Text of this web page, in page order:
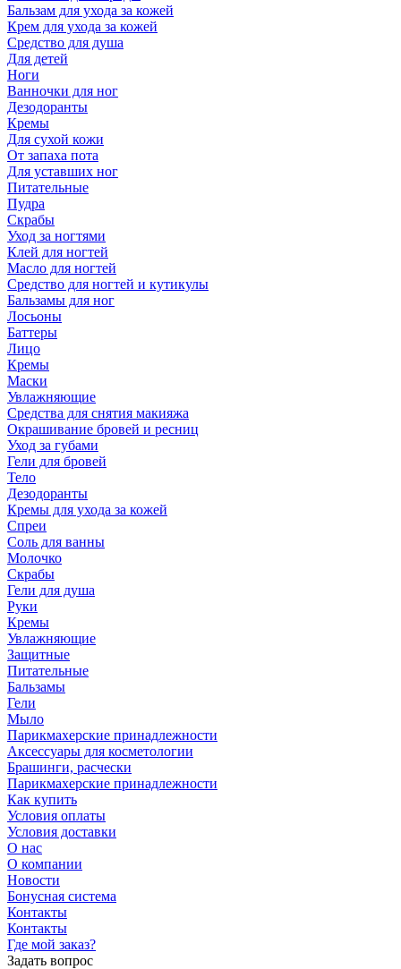
Бальзам для ухода за кожей
Крем для ухода за кожей
Средство для душа
Для детей
Ноги
Ванночки для ног
Дезодоранты
Кремы
Для сухой кожи
От запаха пота
Для уставших ног
Питательные
Пудра
Скрабы
Уход за ногтями
Клей для ногтей
Масло для ногтей
Средство для ногтей и кутикулы
Бальзамы для ног
Лосьоны
Баттеры
Лицо
Кремы
Маски
Увлажняющие
Средства для снятия макияжа
Окрашивание бровей и ресниц
Уход за губами
Гели для бровей
Тело
Дезодоранты
Кремы для ухода за кожей
Спреи
Соль для ванны
Молочко
Скрабы
Гели для душа
Руки
Кремы
Увлажняющие
Защитные
Питательные
Бальзамы
Гели
Мыло
Парикмахерские принадлежности
Аксессуары для косметологии
Брашинги, расчески
Парикмахерские принадлежности
Как купить
Условия оплаты
Условия доставки
О нас
О компании
Новости
Бонусная система
Контакты
Контакты
Где мой заказ?
Задать вопрос